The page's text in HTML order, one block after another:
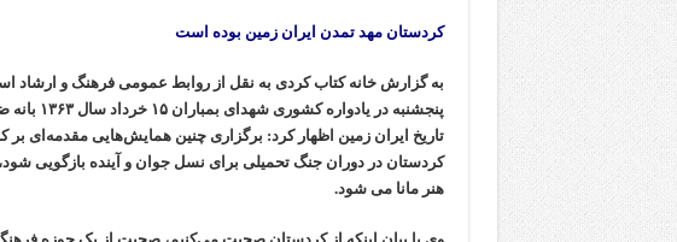
کردستان مهد تمدن ایران زمین بوده است
به گزارش خانه کتاب کردی به نقل از روابط عمومی فرهنگ و ارشاد
پنجشنبه در
تاریخ ایران زمین اظهار کرد: برگزاری چنین همایش‌هایی مقدمه‌ای بر
کردستان در دوران جنگ تحمیلی برای نسل جوان و آینده بازگویی
هنر مانا می شود.